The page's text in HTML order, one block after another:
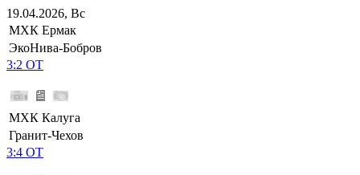
19.04.2026, Вс
МХК Ермак
ЭкоНива-Бобров
3:2 ОТ
МХК Калуга
Гранит-Чехов
3:4 ОТ